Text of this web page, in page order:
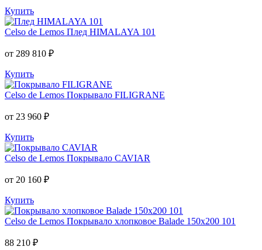
Купить
Celso de Lemos Плед HIMALAYA 101
от 289 810 ₽
Купить
Celso de Lemos Покрывало FILIGRANE
от 23 960 ₽
Купить
Celso de Lemos Покрывало CAVIAR
от 20 160 ₽
Купить
Celso de Lemos Покрывало хлопковое Balade 150x200 101
88 210 ₽